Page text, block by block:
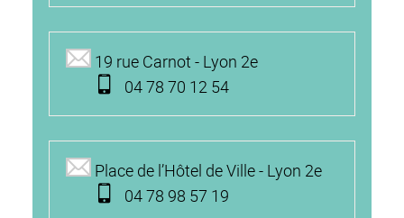
19 rue Carnot - Lyon 2e
04 78 70 12 54
Place de l’Hôtel de Ville - Lyon 2e
04 78 98 57 19